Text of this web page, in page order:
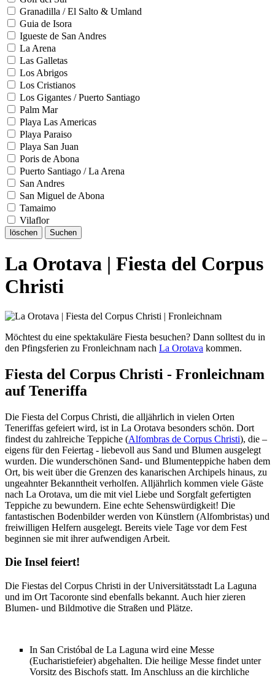
Granadilla / El Salto & Umland
Guia de Isora
Igueste de San Andres
La Arena
Las Galletas
Los Abrigos
Los Cristianos
Los Gigantes / Puerto Santiago
Palm Mar
Playa Las Americas
Playa Paraiso
Playa San Juan
Poris de Abona
Puerto Santiago / La Arena
San Andres
San Miguel de Abona
Tamaimo
Vilaflor
löschen Suchen
La Orotava | Fiesta del Corpus
Christi
Möchtest du eine spektakuläre Fiesta besuchen? Dann solltest du in
den Pfingsferien zu Fronleichnam nach La Orotava kommen.
Fiesta del Corpus Christi - Fronleichnam
auf Teneriffa
Die Fiesta del Corpus Christi, die alljährlich in vielen Orten
Teneriffas gefeiert wird, ist in La Orotava besonders schön. Dort
findest du zahlreiche Teppiche (Alfombras de Corpus Christi), die –
eigens für den Feiertag - liebevoll aus Sand und Blumen ausgelegt
wurden. Die wunderschönen Sand- und Blumenteppiche haben dem
Ort, bis weit über die Grenzen des kanarischen Archipels hinaus, zu
ungeahnter Bekanntheit verholfen. Alljährlich kommen viele Gäste
nach La Orotava, um die mit viel Liebe und Sorgfalt gefertigten
Teppiche zu bewundern. Eine echte Sehenswürdigkeit! Die
fantastischen Bodenbilder werden von Künstlern (Alfombristas) und
freiwilligen Helfern ausgelegt. Bereits viele Tage vor dem Fest
beginnen sie mit ihrer aufwendigen Arbeit.
Die Insel feiert!
Die Fiestas del Corpus Christi in der Universitätsstadt La Laguna
und im Ort Tacoronte sind ebenfalls bekannt. Auch hier zieren
Blumen- und Bildmotive die Straßen und Plätze.
In San Cristóbal de La Laguna wird eine Messe
(Eucharistiefeier) abgehalten. Die heilige Messe findet unter
Vorsitz des Bischofs statt. Im Anschluss an die kirchliche